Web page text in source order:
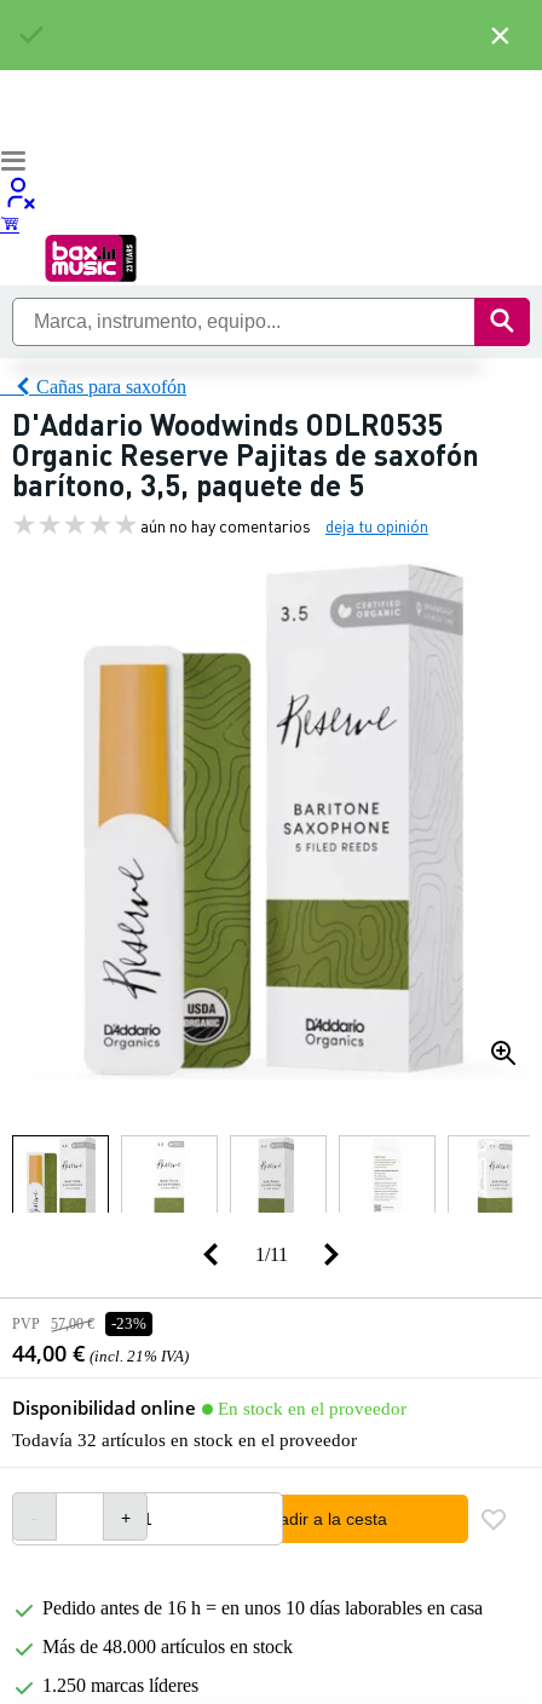
Cañas para saxofón
D'Addario Woodwinds ODLR0535
Organic Reserve Pajitas de saxofón
barítono, 3,5, paquete de 5
aún no hay comentarios deja tu opinión
1/11
PVP 57,00 € -23%
44,00 € (incl. 21% IVA)
Disponibilidad online
En stock en el proveedor
Todavía 32 artículos en stock en el proveedor
añadir a la cesta
Pedido antes de 16 h = en unos 10 días laborables en casa
Más de 48.000 artículos en stock
1.250 marcas líderes
×